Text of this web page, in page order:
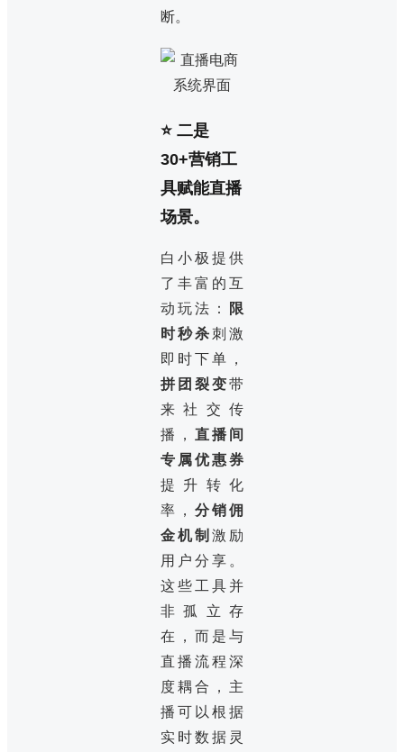
断。
⭐ 二是
30+营销工
具赋能直播
场景。
白小极提供
了丰富的互
动玩法：
限
时秒杀刺激
即时下单，
拼团裂变带
来社交传
播， 直播间
专属优惠券
提升转化
率， 分销佣
金机制 激励
用户分享。
这些工具并
非孤立存
在，而是与
直播流程深
度耦合，主
播可以根据
实时数据灵